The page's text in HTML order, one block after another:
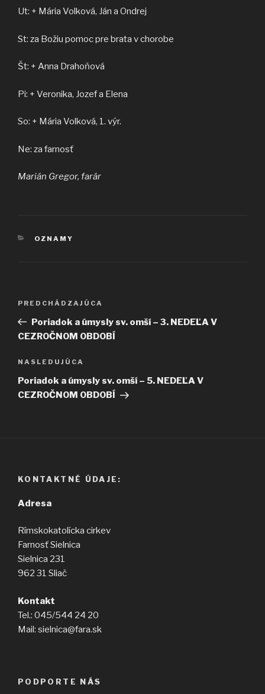
Ut: + Mária Volková, Ján a Ondrej
St: za Božiu pomoc pre brata v chorobe
Št: + Anna Drahoňová
Pi: + Veronika, Jozef a Elena
So: + Mária Volková, 1. výr.
Ne: za farnosť
Marián Gregor, farár
KATEGÓRIE
OZNAMY
Navigácia
článku
Predchádzajúci
článok
PREDCHÁDZAJÚCA
Poriadok a úmysly sv. omší – 3. NEDEĽA V
CEZROČNOM OBDOBÍ
Ďalší
článok
NASLEDUJÚCA
Poriadok a úmysly sv. omší – 5. NEDEĽA V
CEZROČNOM OBDOBÍ
KONTAKTNÉ ÚDAJE:
Adresa
Rímskokatolícka cirkev
Farnosť Sielnica
Sielnica 231
962 31 Sliač
Kontakt
Tel.: 045/544 24 20
Mail: sielnica@fara.sk
PODPORTE NÁS